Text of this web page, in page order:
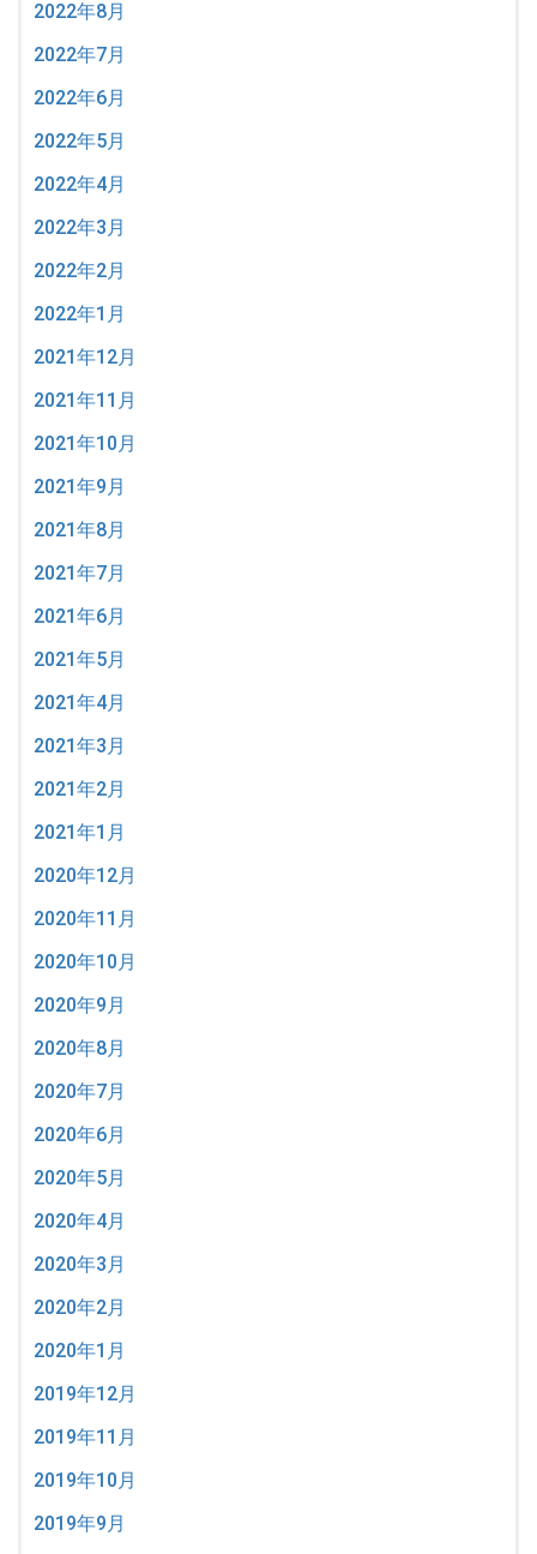
2022年8月
2022年7月
2022年6月
2022年5月
2022年4月
2022年3月
2022年2月
2022年1月
2021年12月
2021年11月
2021年10月
2021年9月
2021年8月
2021年7月
2021年6月
2021年5月
2021年4月
2021年3月
2021年2月
2021年1月
2020年12月
2020年11月
2020年10月
2020年9月
2020年8月
2020年7月
2020年6月
2020年5月
2020年4月
2020年3月
2020年2月
2020年1月
2019年12月
2019年11月
2019年10月
2019年9月